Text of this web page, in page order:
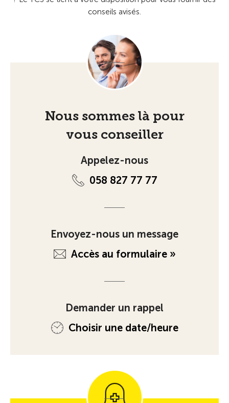
conseils avisés.
Nous sommes là pour
vous conseiller
Appelez-nous
058 827 77 77
Envoyez-nous un message
Accès au formulaire »
Demander un rappel
Choisir une date/heure